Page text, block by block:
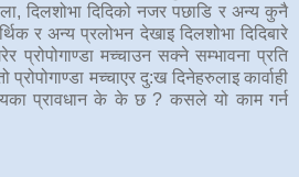
दिलशोभा दिदिको नजर पछाडि र अन्य कुनै
र अन्य प्रलोभन देखाइ दिलशोभा दिदिबारे
प्रोपोगाण्डा मच्चाउन सक्ने सम्भावना प्रति
मच्चाएर दु:ख दिनेहरुलाइ कार्वाही
प्रावधान के के छ ? कसले यो काम गर्न